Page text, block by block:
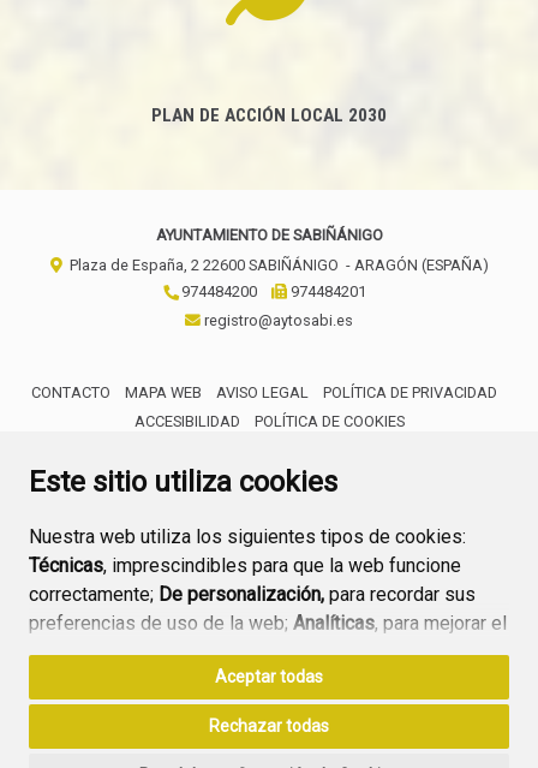
Este sitio utiliza cookies
Nuestra web utiliza los siguientes tipos de cookies:
Técnicas, imprescindibles para que la web funcione
correctamente; De personalización, para recordar sus
preferencias de uso de la web; Analíticas, para mejorar el
funcionamiento de la web y sus servicios.
Si acepta pulsando el botón“Aceptar todas”
consideramos que acepta su uso. Si pulsa el botón
Aceptar todas
Rechazar todas
PLAN DE ACCIÓN LOCAL 2030
AYUNTAMIENTO DE SABIÑÁNIGO
Plaza de España, 2 22600 SABIÑÁNIGO - ARAGÓN (ESPAÑA)
974484200
974484201
registro@aytosabi.es
CONTACTO MAPA WEB AVISO LEGAL
POLÍTICA DE PRIVACIDAD
ACCESIBILIDAD
POLÍTICA DE COOKIES